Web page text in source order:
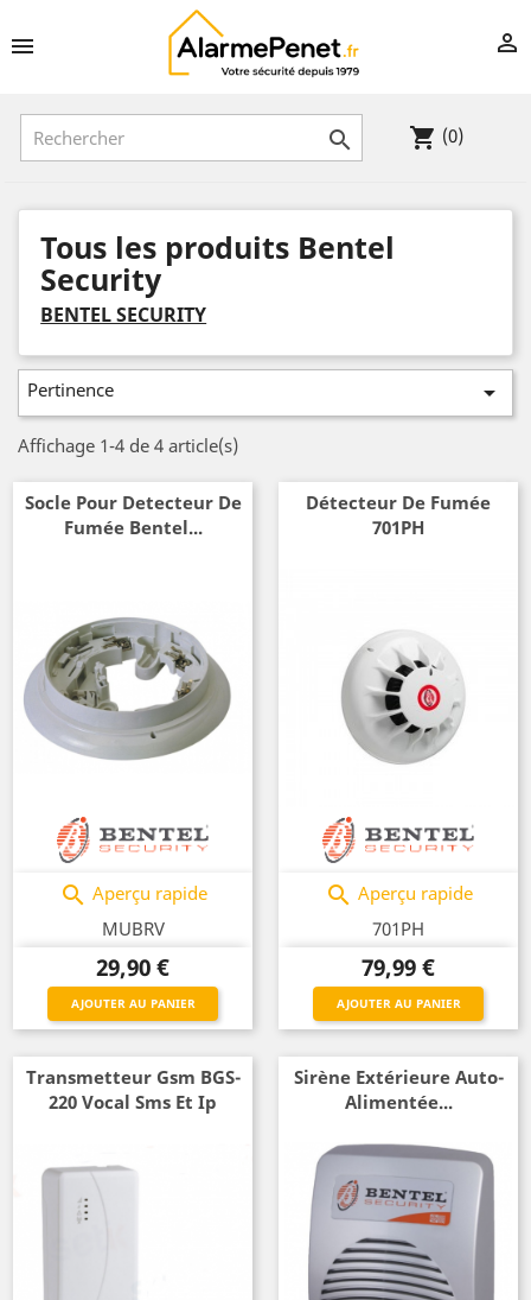
 
 shopping_cart (0)
Tous les produits Bentel
Security
BENTEL SECURITY
Pertinence 
Affichage 1-4 de 4 article(s)
Socle Pour Detecteur De
Fumée Bentel...
 Aperçu rapide
MUBRV
Prix
29,90 €
AJOUTER AU PANIER
Détecteur De Fumée
701PH
 Aperçu rapide
701PH
Prix
79,99 €
AJOUTER AU PANIER
Transmetteur Gsm BGS-
220 Vocal Sms Et Ip
Sirène Extérieure Auto-
Alimentée...